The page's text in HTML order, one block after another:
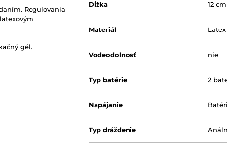
Regulovania
gél.
Dĺžka 12 cm
Materiál Latex
Vodeodolnosť nie
Typ batérie 2
Napájanie
Typ dráždenie